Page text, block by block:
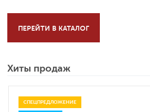
ПЕРЕЙТИ В КАТАЛОГ
Хиты продаж
СПЕЦПРЕДЛОЖЕНИЕ